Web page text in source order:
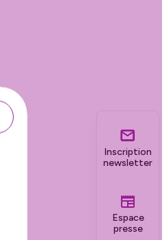
Inscription
newsletter
Espace
presse